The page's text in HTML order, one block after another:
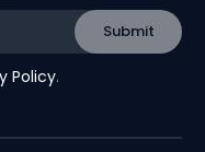
Policy.